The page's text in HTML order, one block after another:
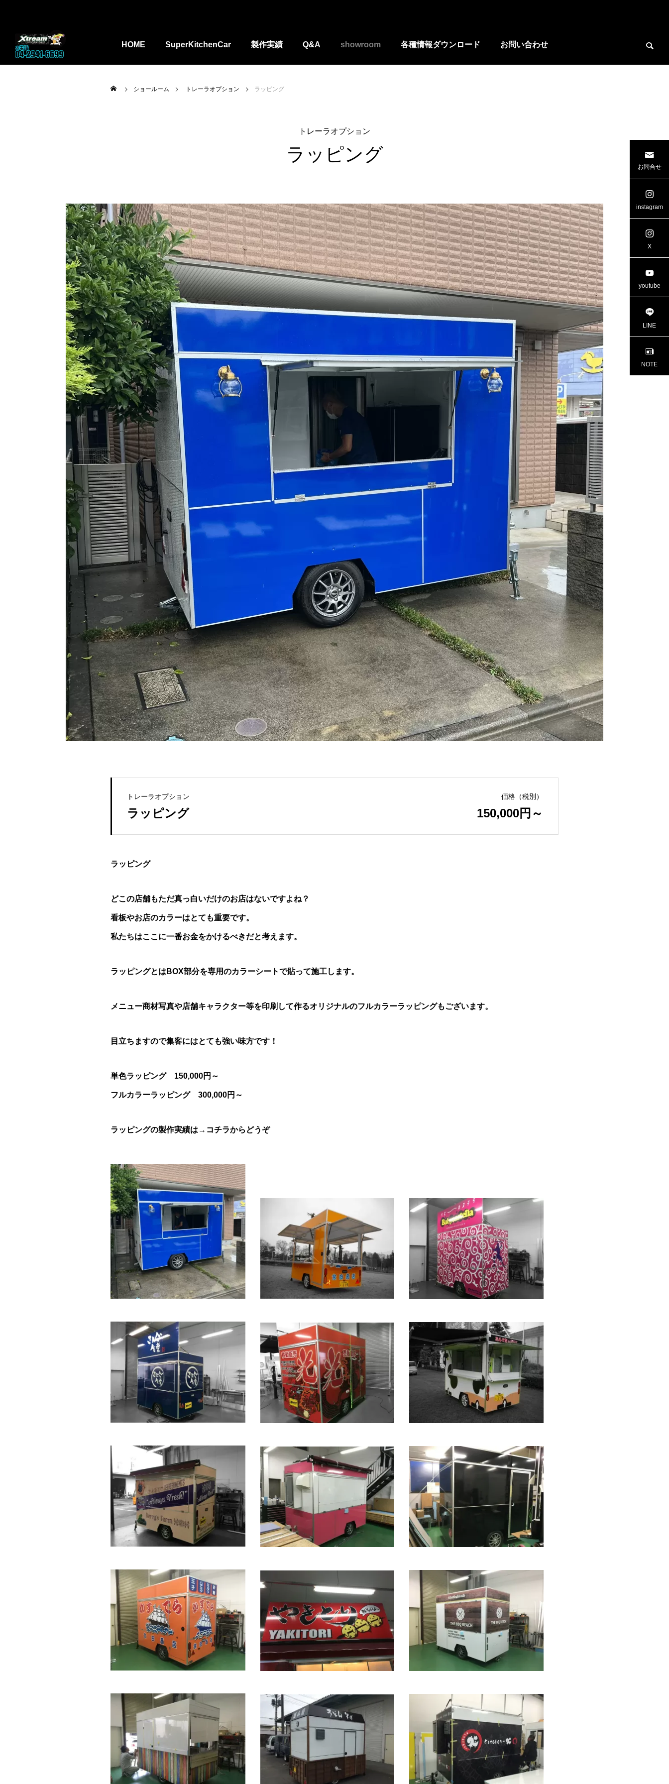
HOME SuperKitchenCar 製作実績 Q&A showroom 各種情報ダウンロード お問い合わせ
BLOG BLOG project進行中 project進行中 project進行

ショールーム トレーラオプション ラッピング
トレーラオプション
ラッピング
トレーラオプション
ラッピング
価格（税別）
150,000円～
ラッピング
どこの店舗もただ真っ白いだけのお店はないですよね？
看板やお店のカラーはとても重要です。
私たちはここに一番お金をかけるべきだと考えます。
ラッピングとは BOX部分を専用のカラーシートで貼って施工します。
メニュー商材写真や店舗キャラクター等を印刷して作るオリジナルのフルカラーラッピングもございます。
目立ちますので集客にはとても強い味方です！
単色ラッピング 150,000円～
フルカラーラッピング 300,000円～
ラッピングの製作実績は→ コチラからどうぞ
お問合せ
instagram
X
youtube
LINE
NOTE